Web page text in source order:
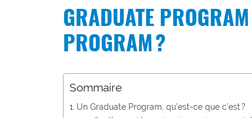
GRADUATE
PROGRAM ?
Sommaire
Un Graduate Program, qu’est-ce que c’est ?